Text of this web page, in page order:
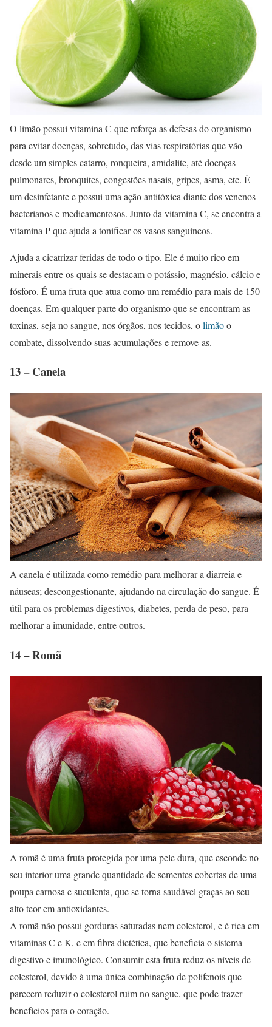
O limão possui vitamina C que reforça as defesas do organismo
para evitar doenças, sobretudo, das vias respiratórias que vão
desde um simples catarro, ronqueira, amidalite, até doenças
pulmonares, bronquites, congestões nasais, gripes, asma, etc. É
um desinfetante e possui uma ação antitóxica diante dos venenos
bacterianos e medicamentosos. Junto da vitamina C, se encontra a
vitamina P que ajuda a tonificar os vasos sanguíneos.
Ajuda a cicatrizar feridas de todo o tipo. Ele é muito rico em
minerais entre os quais se destacam o potássio, magnésio, cálcio e
fósforo. É uma fruta que atua como um remédio para mais de 150
doenças. Em qualquer parte do organismo que se encontram as
toxinas, seja no sangue, nos órgãos, nos tecidos, olimãoo
combate, dissolvendo suas acumulações e remove-as.
13 – Canela
A canela é utilizada como remédio para melhorar a diarreia e
náuseas; descongestionante, ajudando na circulação do sangue. É
útil para os problemas digestivos, diabetes, perda de peso, para
melhorar a imunidade, entre outros.
14 – Romã
A romã é uma fruta protegida por uma pele dura, que esconde no
seu interior uma grande quantidade de sementes cobertas de uma
poupa carnosa e suculenta, que se torna saudável graças ao seu
alto teor em antioxidantes.
A romã não possui gorduras saturadas nem colesterol, e é rica em
vitaminas C e K, e em fibra dietética, que beneficia o sistema
digestivo e imunológico. Consumir esta fruta reduz os níveis de
colesterol, devido à uma única combinação de polifenois que
parecem reduzir o colesterol ruim no sangue, que pode trazer
benefícios para o coração.